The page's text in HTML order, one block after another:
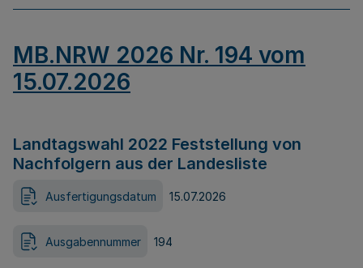
MB.NRW 2026 Nr. 194 vom
15.07.2026
Landtagswahl 2022 Feststellung von
Nachfolgern aus der Landesliste
Ausfertigungsdatum 15.07.2026
Ausgabennummer 194